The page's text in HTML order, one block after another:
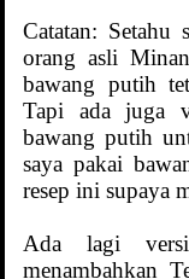
Catatan: Setahu
orang asli
bawang putih
Tapi ada juga
bawang putih
saya pakai
resep ini supaya
Ada lagi
menambahkan